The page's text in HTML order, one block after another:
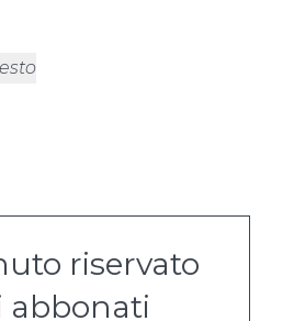
riservato
abbonati